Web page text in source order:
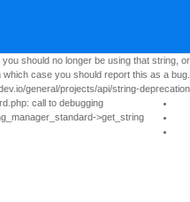
should no longer be using that string, or
case you should report this as a bug.
general/projects/api/string-deprecation
call to debugging()
>get_string()